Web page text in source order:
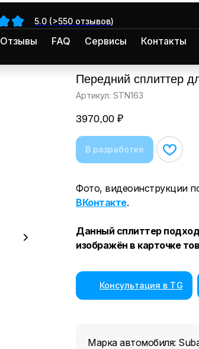
5.0 (>550 отзывов)
Отзывы FAQ Сервисы Контакты
Передний сплиттер
Артикул: STN163
3970,00 ₽
Фото, видеоинструкции
ВКонтакте.
Данный сплиттер
изображён в карточке
Консультация в TG
Марка автомобиля: